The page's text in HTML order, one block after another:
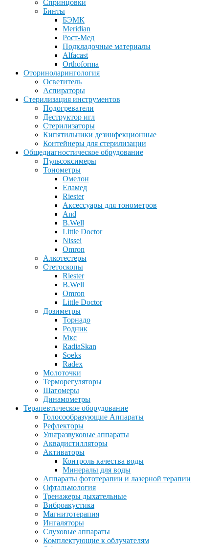
Спринцовки
Бинты
БЭМК
Meridian
Рост-Мед
Подкладочные материалы
Alfacast
Orthoforma
Оториноларингология
Осветитель
Аспираторы
Стерилизация инструментов
Подогреватели
Деструктор игл
Стерилизаторы
Кипятильники дезинфекционные
Контейнеры для стерилизации
Общедиагностическое обрудование
Пульсоксимеры
Тонометры
Омелон
Еламед
Riester
Аксессуары для тонометров
And
B.Well
Little Doctor
Nissei
Omron
Алкотестеры
Стетоскопы
Riester
B.Well
Omron
Little Doctor
Дозиметры
Торнадо
Родник
Мкс
RadiaSkan
Soeks
Radex
Молоточки
Терморегуляторы
Шагомеры
Динамометры
Терапевтическое оборудование
Голосообразующие Аппараты
Рефлекторы
Ультразвуковые аппараты
Аквадистилляторы
Активаторы
Контроль качества воды
Минералы для воды
Аппараты фототерапии и лазерной терапии
Офтальмология
Тренажеры дыхательные
Виброакустика
Магнитотерапия
Ингаляторы
Слуховые аппараты
Комплектующие к облучателям